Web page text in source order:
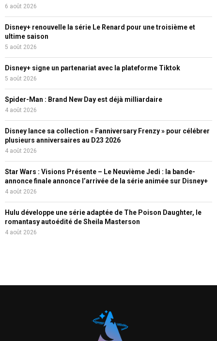
6 août 2026
Disney+ renouvelle la série Le Renard pour une troisième et
ultime saison
5 août 2026
Disney+ signe un partenariat avec la plateforme Tiktok
5 août 2026
Spider-Man : Brand New Day est déjà milliardaire
4 août 2026
Disney lance sa collection « Fanniversary Frenzy » pour célébrer
plusieurs anniversaires au D23 2026
4 août 2026
Star Wars : Visions Présente – Le Neuvième Jedi : la bande-
annonce finale annonce l’arrivée de la série animée sur Disney+
4 août 2026
Hulu développe une série adaptée de The Poison Daughter, le
romantasy autoédité de Sheila Masterson
4 août 2026